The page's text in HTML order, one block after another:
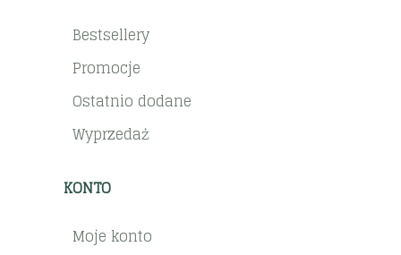
Bestsellery
Promocje
Ostatnio dodane
Wyprzedaż
KONTO
Moje konto